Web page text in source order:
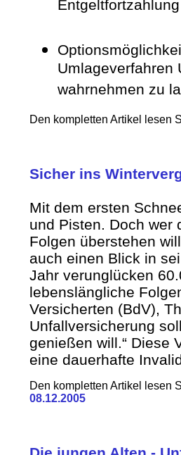
Umlageverfahren
wahrnehmen zu
Den kompletten Artikel lesen
Sicher ins
Mit dem ersten
und Pisten. Doch wer
Folgen überstehen
auch einen Blick in
Jahr verunglücken
lebenslängliche
Versicherten (BdV),
Unfallversicherung
genießen will.“ Diese
eine dauerhafte
Den kompletten Artikel lesen
08.12.2005